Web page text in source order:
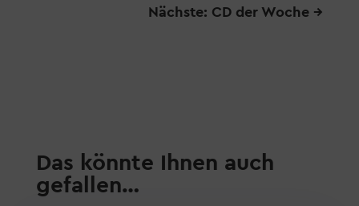
Nächste: CD der Woche →
Das könnte Ihnen auch
gefallen…